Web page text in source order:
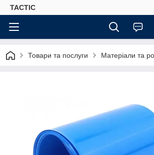
TACTIC
Товари та послуги Матеріали та